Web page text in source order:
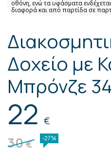
οθόνη, ενώ τα υφάσματα
διαφορά και από παρτίδα σε
Δοχείο με
Μπρόνζε
22 €
30€ -27%